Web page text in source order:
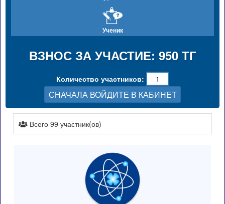
Ученик
ВЗНОС ЗА УЧАСТИЕ: 950 ТГ
Количество участников:
СНАЧАЛА ВОЙДИТЕ В КАБИНЕТ
Всего 99 участник(ов)